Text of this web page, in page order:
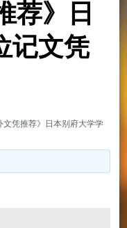
荐》日
记文凭
文凭推荐》日本别府大学学